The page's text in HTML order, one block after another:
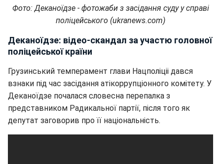
Фото: Деканоїдзе - фотожаби з засідання суду у справі
поліцейського (ukranews.com)
Деканоїдзе: відео-скандал за участю головної
поліцейської країни
Грузинський темперамент глави Нацполіціі дався
взнаки під час засідання атікоррупціонного комітету. У
Деканоїдзе почалася словесна перепалка з
представником Радикальної партії, після того як
депутат заговорив про її національність.